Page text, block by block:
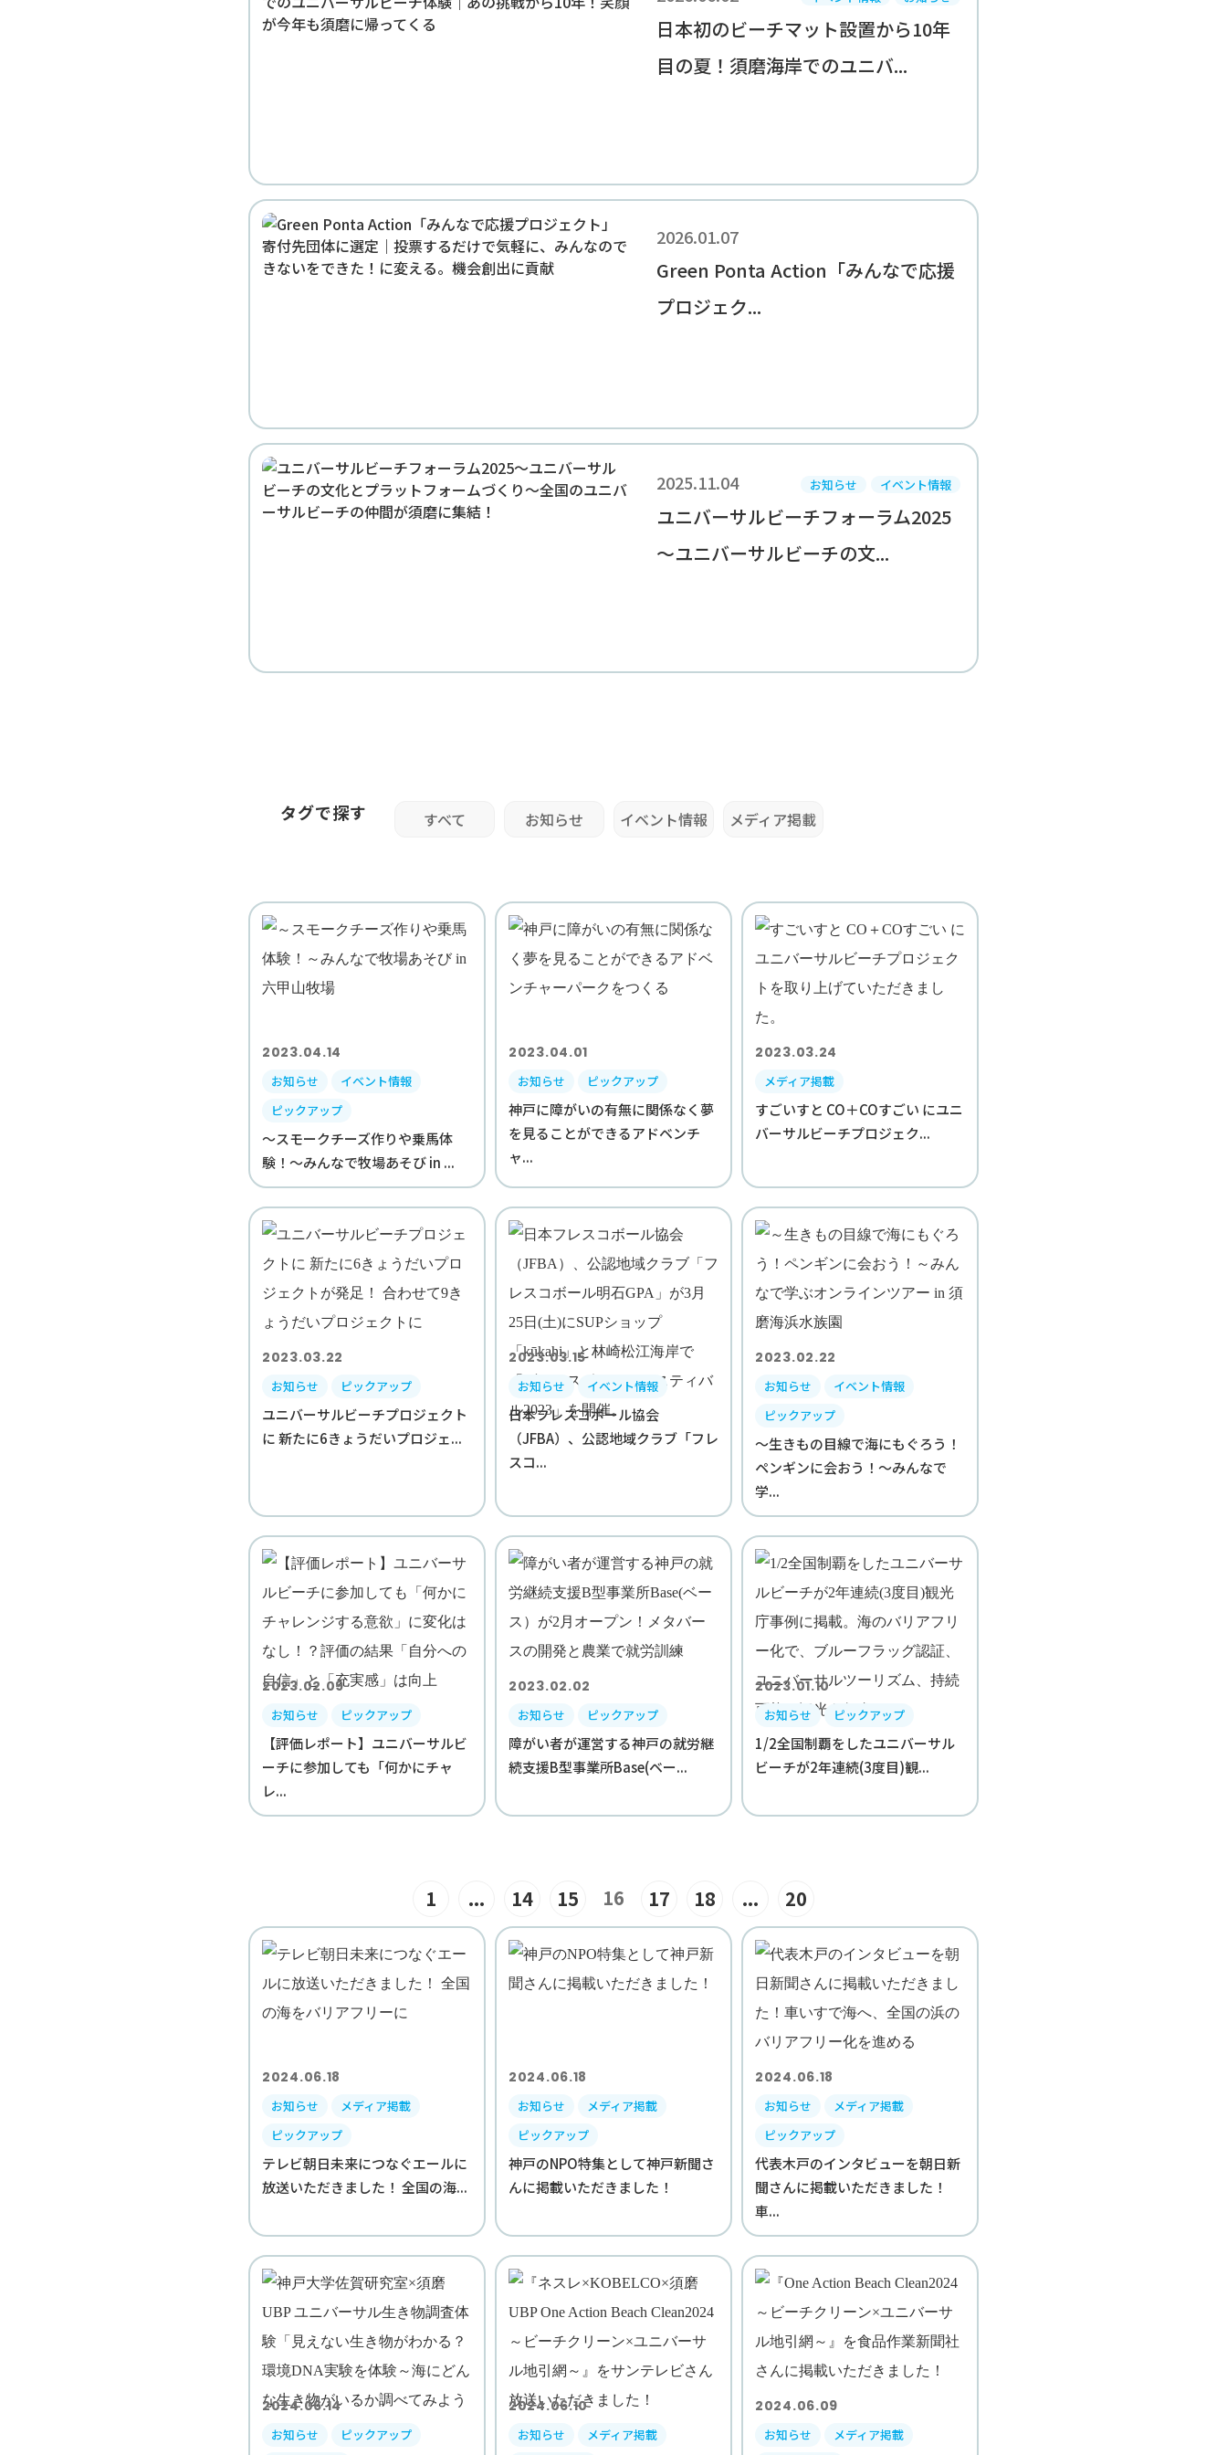
日本初のビーチマット設置から10年
目の夏！須磨海岸でのユニバ...
2026.01.07
Green Ponta Action「みんなで応援
プロジェク...
2025.11.04 お知らせ イベント情報
ユニバーサルビーチフォーラム2025
～ユニバーサルビーチの文...
タグで探す すべて お知らせ イベント情報 メディア掲載
2023.04.14
お知らせ
イベント情報
ピックアップ
～スモークチーズ作りや乗馬体
験！～みんなで牧場あそび in ...
2023.04.01
お知らせ ピックアップ
神戸に障がいの有無に関係なく夢
を見ることができるアドベンチ
ャ...
2023.03.24
メディア掲載
すごいすと CO＋COすごい にユニ
バーサルビーチプロジェク...
2023.03.22
お知らせ ピックアップ
ユニバーサルビーチプロジェクト
に 新たに6きょうだいプロジェ...
2023.03.15
お知らせ イベント情報
日本フレスコボール協会
（JFBA）、公認地域クラブ「フレ
スコ...
2023.02.22
お知らせ
イベント情報
ピックアップ
～生きもの目線で海にもぐろう！
ペンギンに会おう！～みんなで
学...
2023.02.09
お知らせ ピックアップ
【評価レポート】ユニバーサルビ
ーチに参加しても「何かにチャ
レ...
2023.02.02
お知らせ ピックアップ
障がい者が運営する神戸の就労継
続支援B型事業所Base(ベー...
2023.01.10
お知らせ ピックアップ
1/2全国制覇をしたユニバーサル
ビーチが2年連続(3度目)観...
1 ... 14 15 16 17 18 ... 20
2024.06.18
お知らせ
メディア掲載
ピックアップ
テレビ朝日未来につなぐエールに
放送いただきました！ 全国の海...
2024.06.18
お知らせ
メディア掲載
ピックアップ
神戸のNPO特集として神戸新聞さ
んに掲載いただきました！
2024.06.18
お知らせ
メディア掲載
ピックアップ
代表木戸のインタビューを朝日新
聞さんに掲載いただきました！
車...
2024.06.14
お知らせ ピックアップ
2024.06.10
お知らせ メディア掲載
2024.06.09
お知らせ メディア掲載